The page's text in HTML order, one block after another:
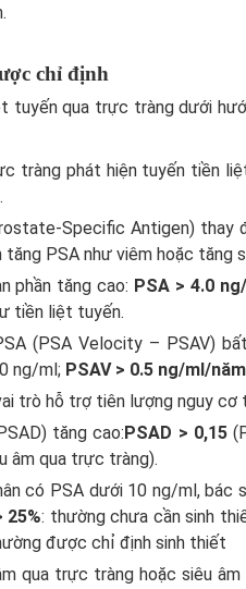
chỉ định
tuyến qua trực tràng dưới
tràng phát hiện tuyến tiền
Specific Antigen) thay
PSA như viêm hoặc tăng
phần tăng cao: PSA > 4.0
tiền liệt tuyến.
(PSA Velocity – PSAV)
ng/ml; PSAV > 0.5 ng/ml/năm
trò hỗ trợ tiên lượng nguy cơ
tăng cao: PSAD > 0,15
âm qua trực tràng).
có PSA dưới 10 ng/ml,
25%: thường chưa cần sinh
được chỉ định sinh thiết
qua trực tràng hoặc siêu